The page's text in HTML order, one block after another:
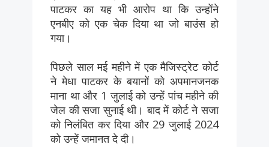
पाटकर का यह भी आरोप था कि उन्होंने
एनबीए को एक चेक दिया था जो बाउंस हो
गया।
पिछले साल मई महीने में एक मैजिस्ट्रेट कोर्ट
ने मेधा पाटकर के बयानों को अपमानजनक
माना था और 1 जुलाई को उन्हें पांच महीने की
जेल की सजा सुनाई थी। बाद में कोर्ट ने सजा
को निलंबित कर दिया और 29 जुलाई 2024
को उन्हें जमानत दे दी।